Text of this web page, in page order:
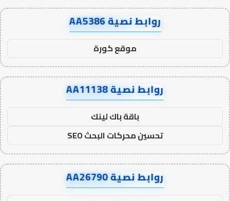
روابط نصية AA5386
موقع كورة
روابط نصية AA11138
باقة باك لينك
تحسين محركات البحث SEO
روابط نصية AA26790